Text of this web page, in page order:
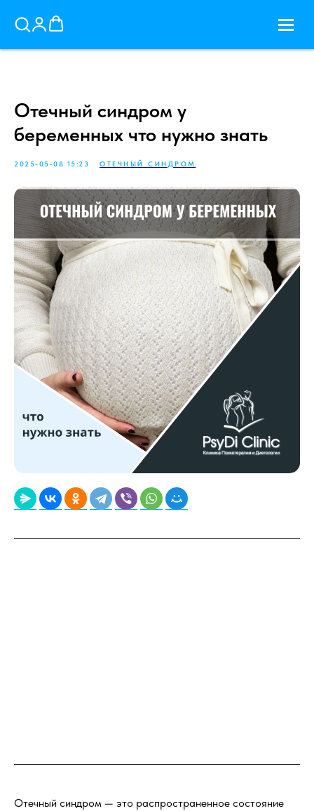
Отечный синдром у
беременных что нужно знать
2025-05-08 15:23 ОТЕЧНЫЙ СИНДРОМ
Отечный синдром — это распространенное состояние